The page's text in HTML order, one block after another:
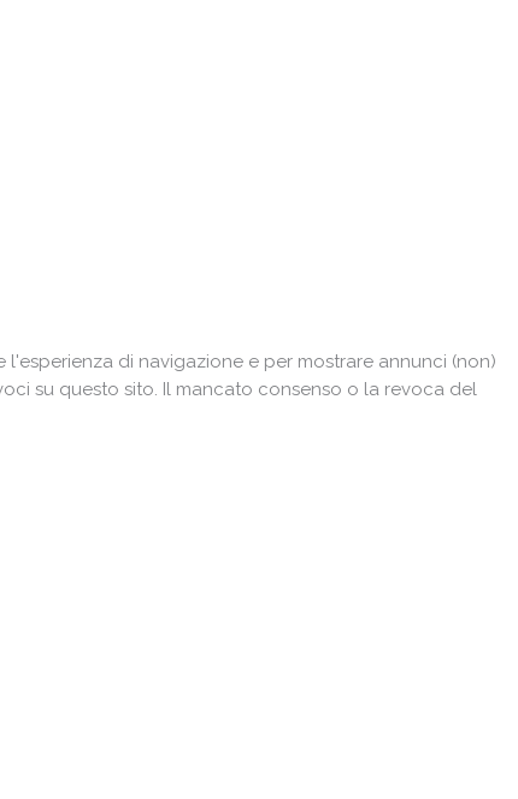
di navigazione e per mostrare annunci (non)
su questo sito. Il mancato consenso o la revoca del